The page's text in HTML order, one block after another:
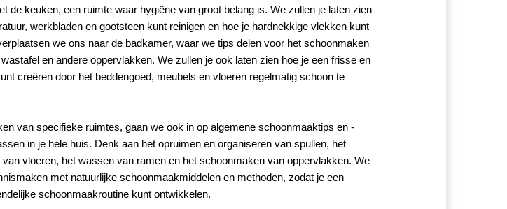
de keuken, een ruimte waar hygiëne van groot belang is. We zullen je laten zien
werkbladen en gootsteen kunt reinigen en hoe je hardnekkige vlekken kunt
we ons naar de badkamer, waar we tips delen voor het schoonmaken
en andere oppervlakken. We zullen je ook laten zien hoe je een frisse en
creëren door het beddengoed, meubels en vloeren regelmatig schoon te
van specifieke ruimtes, gaan we ook in op algemene schoonmaaktips en -
in je hele huis. Denk aan het opruimen en organiseren van spullen, het
vloeren, het wassen van ramen en het schoonmaken van oppervlakken. We
met natuurlijke schoonmaakmiddelen en methoden, zodat je een
schoonmaakroutine kunt ontwikkelen.